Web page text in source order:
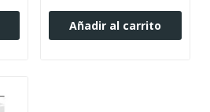
Añadir al carrito